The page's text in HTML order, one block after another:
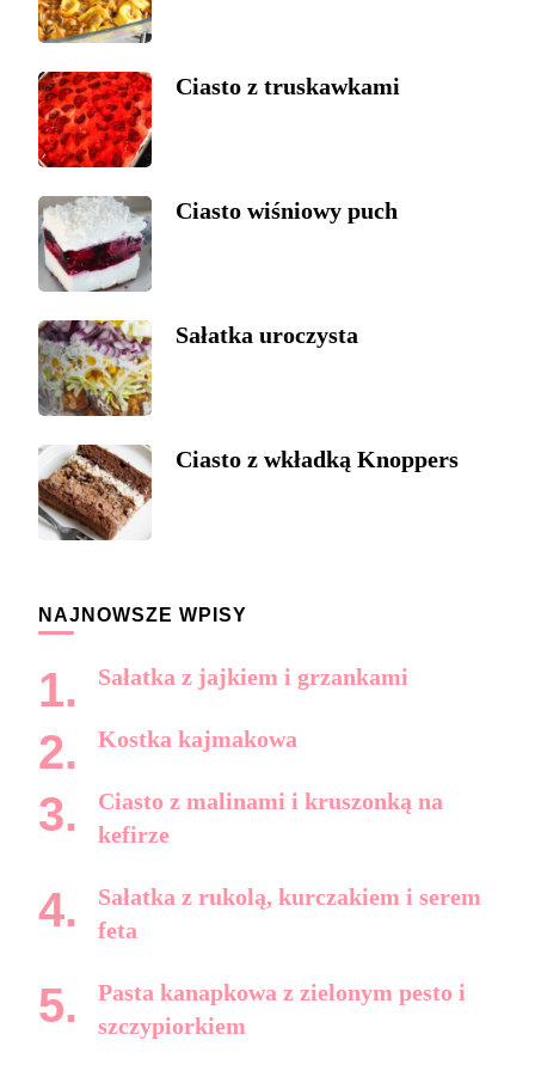
Ciasto z truskawkami
Ciasto wiśniowy puch
Sałatka uroczysta
Ciasto z wkładką Knoppers
NAJNOWSZE WPISY
Sałatka z jajkiem i grzankami
Kostka kajmakowa
Ciasto z malinami i kruszonką na
kefirze
Sałatka z rukolą, kurczakiem i serem
feta
Pasta kanapkowa z zielonym pesto i
szczypiorkiem